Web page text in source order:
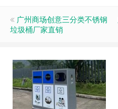
广州商场创意三分类不锈钢
垃圾桶厂家直销